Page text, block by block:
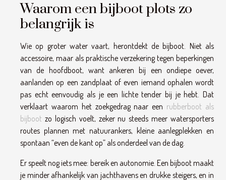
Waarom een bijboot plots zo
belangrijk is
Wie op groter water vaart, herontdekt de bijboot. Niet als
accessoire, maar als praktische verzekering tegen beperkingen
van de hoofdboot, want ankeren bij een ondiepe oever,
aanlanden op een zandplaat of even iemand ophalen wordt
pas echt eenvoudig als je een lichte tender bij je hebt. Dat
verklaart waarom het zoekgedrag naar een rubberboot als
bijboot zo logisch voelt, zeker nu steeds meer watersporters
routes plannen met natuurankers, kleine aanlegplekken en
spontaan “even de kant op” als onderdeel van de dag.
Er speelt nog iets mee: bereik en autonomie. Een bijboot maakt
je minder afhankelijk van jachthavens en drukke steigers, en in